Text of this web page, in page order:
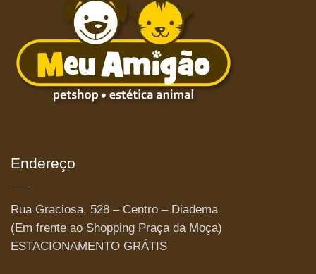
Endereço
Rua Graciosa, 528 – Centro – Diadema
(Em frente ao Shopping Praça da Moça)
ESTACIONAMENTO GRÁTIS